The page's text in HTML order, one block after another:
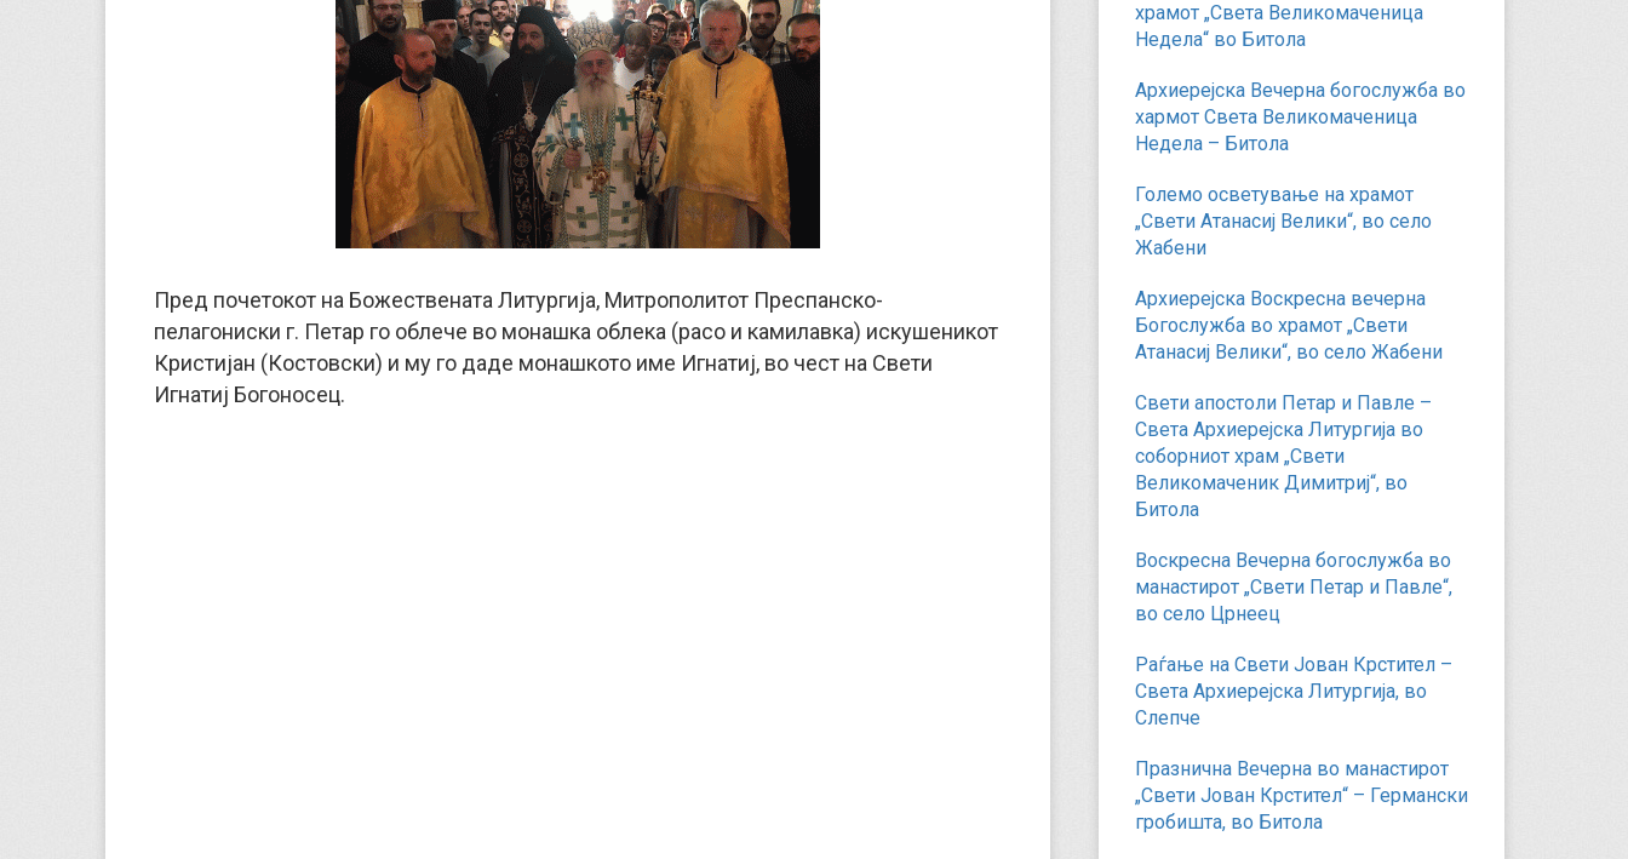
Пред почетокот на Божествената Литургија, Митрополитот Преспанско-
пелагониски г. Петар го облече во монашка облека (расо и камилавка) искушеникот
Кристијан (Костовски) и му го даде монашкото име Игнатиј, во чест на Свети
Игнатиј Богоносец.
храмот „Света Великомаченица
Недела“ во Битола
Архиерејска Вечерна богослужба во
хармот Света Великомаченица
Недела – Битола
Големо осветување на храмот
„Свети Атанасиј Велики“, во село
Жабени
Архиерејска Воскресна вечерна
Богослужба во храмот „Свети
Атанасиј Велики“, во село Жабени
Свети апостоли Петар и Павле –
Света Архиерејска Литургија во
соборниот храм „Свети
Великомаченик Димитриј“, во
Битола
Воскресна Вечерна богослужба во
манастирот „Свети Петар и Павле“,
во село Црнеец
Раѓање на Свети Јован Крстител –
Света Архиерејска Литургија, во
Слепче
Празнична Вечерна во манастирот
„Свети Јован Крстител“ – Германски
гробишта, во Битола